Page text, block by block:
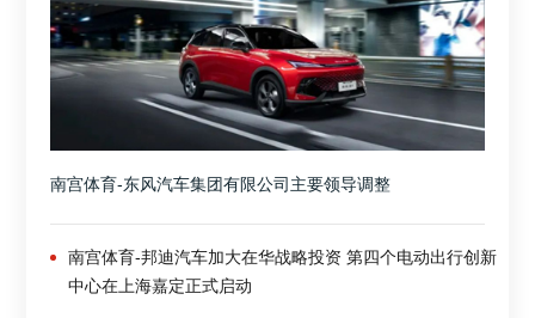
南宫体育-东风汽车集团有限公司主要领导调整
南宫体育-邦迪汽车加大在华战略投资 第四个电动出行创新
中心在上海嘉定正式启动